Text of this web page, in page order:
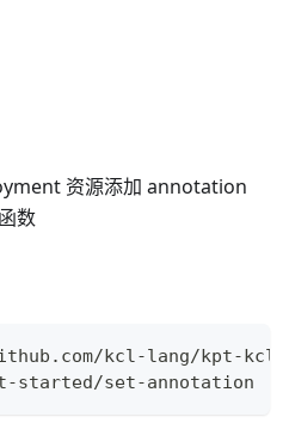
资源添加 annotation
数
kcl-lang/kpt-
started/set-annotation